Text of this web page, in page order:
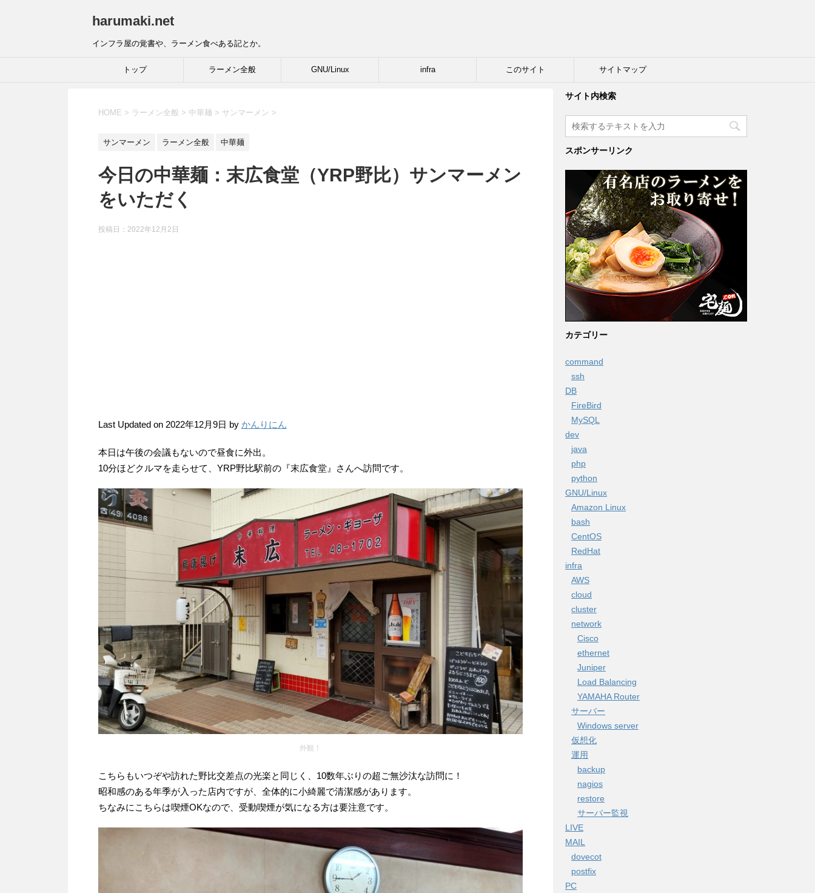
harumaki.net
インフラ屋の覚書や、ラーメン食べある記とか。
トップ ラーメン全般 GNU/Linux infra このサイト サイトマップ
HOME > ラーメン全般 > 中華麺 > サンマーメン >
サンマーメン ラーメン全般 中華麺
今日の中華麺：末広食堂（YRP野比）サンマーメン
をいただく
投稿日：2022年12月2日
Last Updated on 2022年12月9日 by かんりにん
本日は午後の会議もないので昼食に外出。
10分ほどクルマを走らせて、YRP野比駅前の『末広食堂』さんへ訪問です。
外観！
こちらもいつぞや訪れた野比交差点の光楽と同じく、10数年ぶりの超ご無沙汰な訪問に！
昭和感のある年季が入った店内ですが、全体的に小綺麗で清潔感があります。
ちなみにこちらは喫煙OKなので、受動喫煙が気になる方は要注意です。
サイト内検索
スポンサーリンク
カテゴリー
command
ssh
DB
FireBird
MySQL
dev
java
php
python
GNU/Linux
Amazon Linux
bash
CentOS
RedHat
infra
AWS
cloud
cluster
network
Cisco
ethernet
Juniper
Load Balancing
YAMAHA Router
サーバー
Windows server
仮想化
運用
backup
nagios
restore
サーバー監視
LIVE
MAIL
dovecot
postfix
PC